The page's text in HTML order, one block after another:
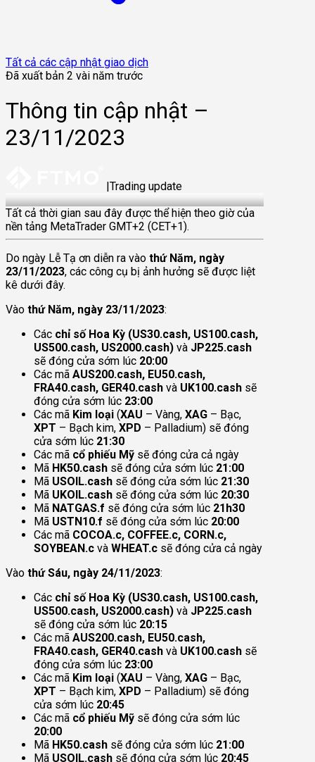
Tất cả các cập nhật giao dịch
Đã xuất bản 2 vài năm trước
Thông tin cập nhật –
23/11/2023
Trading update
23 Nov 2023
Tất cả thời gian sau đây được thể hiện theo giờ của
nền tảng MetaTrader GMT+2 (CET+1).
Do ngày Lễ Tạ ơn diễn ra vào thứ Năm, ngày
23/11/2023, các công cụ bị ảnh hưởng sẽ được liệt
kê dưới đây.
Vào thứ Năm, ngày 23/11/2023:
Các chỉ số Hoa Kỳ (US30.cash, US100.cash,
US500.cash, US2000.cash) và JP225.cash
sẽ đóng cửa sớm lúc 20:00
Các mã AUS200.cash, EU50.cash,
FRA40.cash, GER40.cash và UK100.cash sẽ
đóng cửa sớm lúc 23:00
Các mã Kim loại (XAU – Vàng, XAG – Bạc,
XPT – Bạch kim, XPD – Palladium) sẽ đóng
cửa sớm lúc 21:30
Các mã cổ phiếu Mỹ sẽ đóng cửa cả ngày
Mã HK50.cash sẽ đóng cửa sớm lúc 21:00
Mã USOIL.cash sẽ đóng cửa sớm lúc 21:30
Mã UKOIL.cash sẽ đóng cửa sớm lúc 20:30
Mã NATGAS.f sẽ đóng cửa sớm lúc 21h30
Mã USTN10.f sẽ đóng cửa sớm lúc 20:00
Các mã COCOA.c, COFFEE.c, CORN.c,
SOYBEAN.c và WHEAT.c sẽ đóng cửa cả ngày
Vào thứ Sáu, ngày 24/11/2023:
Các chỉ số Hoa Kỳ (US30.cash, US100.cash,
US500.cash, US2000.cash) và JP225.cash
sẽ đóng cửa sớm lúc 20:15
Các mã AUS200.cash, EU50.cash,
FRA40.cash, GER40.cash và UK100.cash sẽ
đóng cửa sớm lúc 23:00
Các mã Kim loại (XAU – Vàng, XAG – Bạc,
XPT – Bạch kim, XPD – Palladium) sẽ đóng
cửa sớm lúc 20:45
Các mã cổ phiếu Mỹ sẽ đóng cửa sớm lúc
20:00
Mã HK50.cash sẽ đóng cửa sớm lúc 21:00
Mã USOIL.cash sẽ đóng cửa sớm lúc 20:45